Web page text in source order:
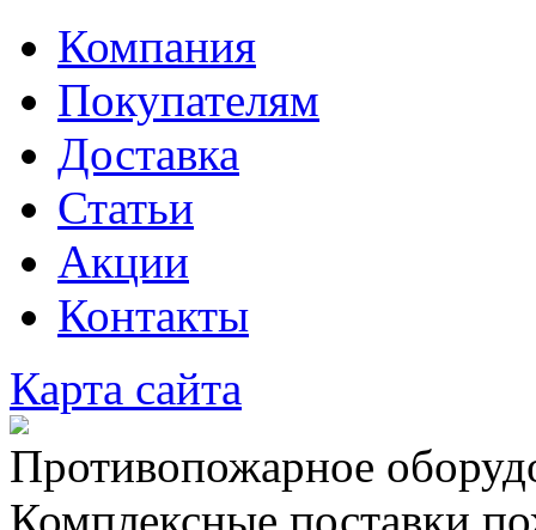
Компания
Покупателям
Доставка
Статьи
Акции
Контакты
Карта сайта
Противопожарное